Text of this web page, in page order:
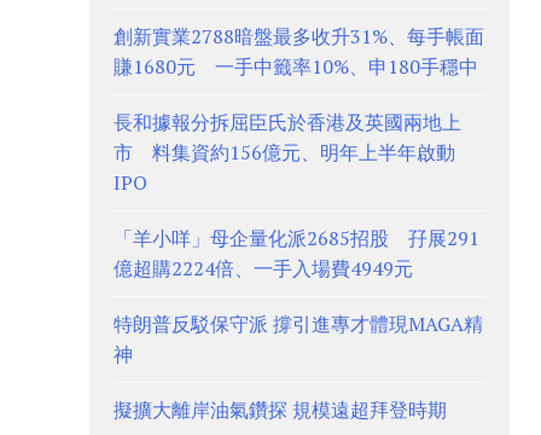
創新實業2788暗盤最多收升31%、每手帳面
賺1680元 一手中籤率10%、申180手穩中
長和據報分拆屈臣氏於香港及英國兩地上
市 料集資約156億元、明年上半年啟動
IPO
「羊小咩」母企量化派2685招股 孖展291
億超購2224倍、一手入場費4949元
特朗普反駁保守派 撐引進專才體現MAGA精
神
擬擴大離岸油氣鑽探 規模遠超拜登時期